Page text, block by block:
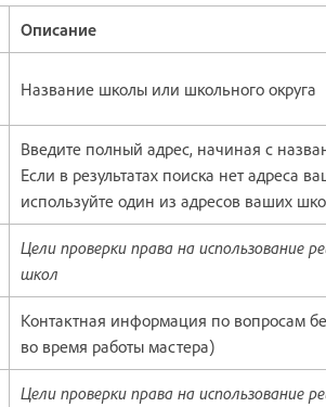
Описание
Название школы или школьного округа
Введите полный адрес, начиная с
Если в результатах поиска нет адреса
используйте один из адресов ваших
Цели проверки права на использование
школ
Контактная информация по вопросам
во время работы мастера)
Цели проверки права на использование